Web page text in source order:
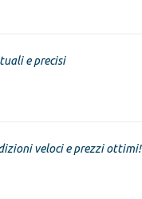
e precisi
veloci e prezzi ottimi!